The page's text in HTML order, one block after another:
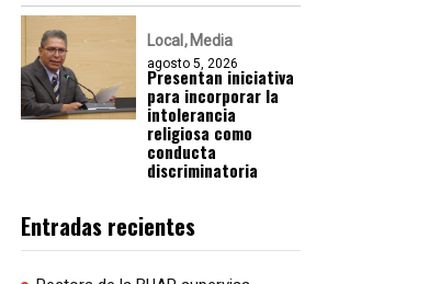
Local Media
agosto 5, 2026
Presentan iniciativa
para incorporar la
intolerancia
religiosa como
conducta
discriminatoria
Entradas recientes